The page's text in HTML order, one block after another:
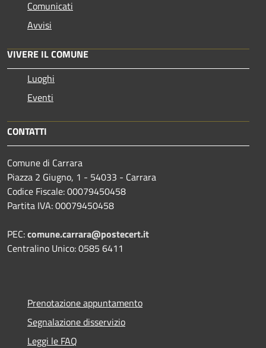
Comunicati
Avvisi
VIVERE IL COMUNE
Luoghi
Eventi
CONTATTI
Comune di Carrara
Piazza 2 Giugno, 1 - 54033 - Carrara
Codice Fiscale: 00079450458
Partita IVA: 00079450458
PEC:comune.carrara@postecert.it
Centralino Unico: 0585 6411
Prenotazione appuntamento
Segnalazione disservizio
Leggi le FAQ